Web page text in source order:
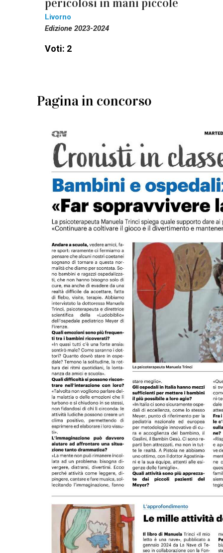
pericolosi in mani piccole
Livorno
Edizione 2023-2024
Voti: 2
Pagina in concorso